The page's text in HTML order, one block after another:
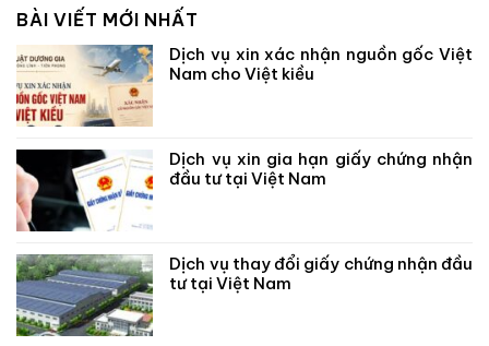
BÀI VIẾT MỚI NHẤT
Dịch vụ xin xác nhận nguồn gốc Việt
Nam cho Việt kiều
Dịch vụ xin gia hạn giấy chứng nhận
đầu tư tại Việt Nam
Dịch vụ thay đổi giấy chứng nhận đầu
tư tại Việt Nam